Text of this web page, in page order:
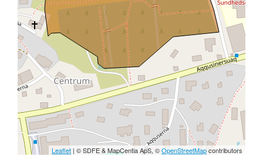
Leaflet | © SDFE & MapCentia ApS, ©OpenStreetMapcontributors